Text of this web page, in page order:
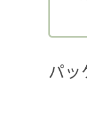
パッ